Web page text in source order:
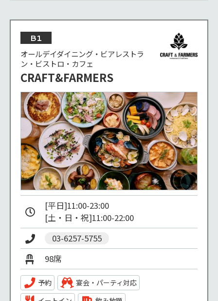
B1
オールデイダイニング・ビアレストラ
ン・ビストロ・カフェ
CRAFT&FARMERS
[平日]11:00-23:00
[土・日・祝]11:00-22:00
03-6257-5755
98席
予約
宴会・パーティ対応